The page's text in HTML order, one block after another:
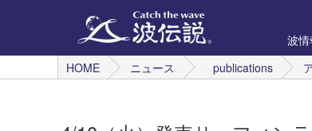
波情
HOME
ニュース publications